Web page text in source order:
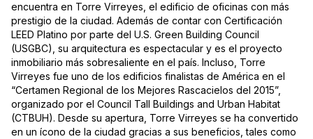
encuentra en Torre Virreyes, el edificio de oficinas con más
prestigio de la ciudad. Además de contar con Certificación
LEED Platino por parte del U.S. Green Building Council
(USGBC), su arquitectura es espectacular y es el proyecto
inmobiliario más sobresaliente en el país. Incluso, Torre
Virreyes fue uno de los edificios finalistas de América en el
“Certamen Regional de los Mejores Rascacielos del 2015”,
organizado por el Council Tall Buildings and Urban Habitat
(CTBUH). Desde su apertura, Torre Virreyes se ha convertido
en un ícono de la ciudad gracias a sus beneficios, tales como